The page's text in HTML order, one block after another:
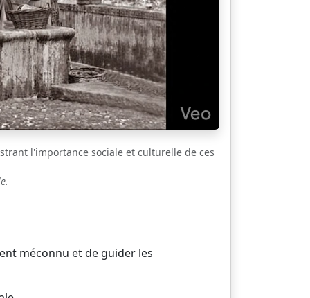
l'importance sociale et culturelle de ces
méconnu et de guider les